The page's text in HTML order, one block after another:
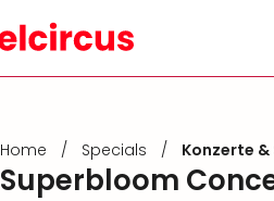
Home / Specials / Konzerte &
Superbloom